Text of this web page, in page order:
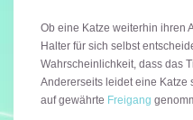
Ob eine Katze weiterhin ihren
Halter für sich selbst
Wahrscheinlichkeit, dass das
Andererseits leidet eine Katze
auf gewährte Freigang